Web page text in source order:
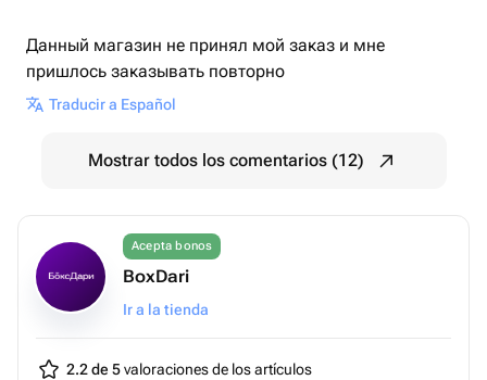
Данный магазин не принял мой заказ и мне
пришлось заказывать повторно
Traducir a Español
Mostrar todos los comentarios (12)
Acepta bonos
BoхDari
Ir a la tienda
2.2 de 5valoraciones de los artículos